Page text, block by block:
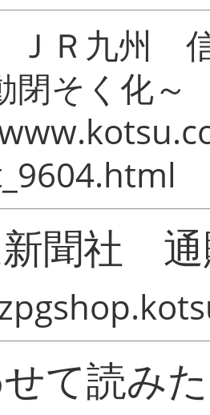
Ｒ九州 信
閉そく化～
新聞社
て読み